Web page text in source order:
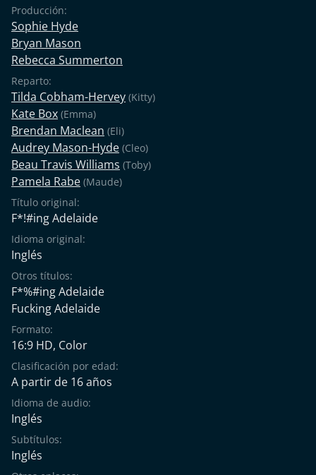
Producción:
Sophie Hyde
Bryan Mason
Rebecca Summerton
Reparto:
Tilda Cobham-Hervey (Kitty)
Kate Box (Emma)
Brendan Maclean (Eli)
Audrey Mason-Hyde (Cleo)
Beau Travis Williams (Toby)
Pamela Rabe (Maude)
Título original:
F*!#ing Adelaide
Idioma original:
Inglés
Otros títulos:
F*%#ing Adelaide
Fucking Adelaide
Formato:
16:9 HD, Color
Clasificación por edad:
A partir de 16 años
Idioma de audio:
Inglés
Subtítulos:
Inglés